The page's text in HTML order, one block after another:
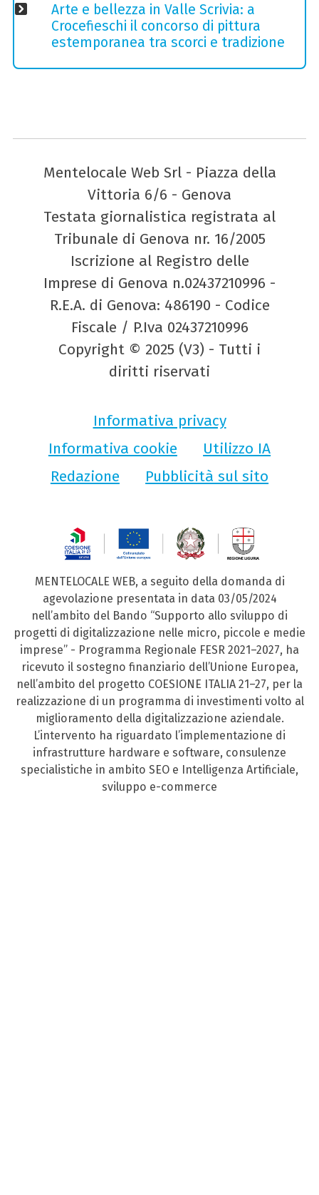
Arte e bellezza in Valle Scrivia: a
Crocefieschi il concorso di pittura
estemporanea tra scorci e tradizione
Mentelocale Web Srl - Piazza della
Vittoria 6/6 - Genova
Testata giornalistica registrata al
Tribunale di Genova nr. 16/2005
Iscrizione al Registro delle
Imprese di Genova n.02437210996 -
R.E.A. di Genova: 486190 - Codice
Fiscale / P.Iva 02437210996
Copyright © 2025 (V3) - Tutti i
diritti riservati
Informativa privacy
Informativa cookie
Utilizzo IA
Redazione
Pubblicità sul sito
MENTELOCALE WEB, a seguito della domanda di
agevolazione presentata in data 03/05/2024
nell’ambito del Bando “Supporto allo sviluppo di
progetti di digitalizzazione nelle micro, piccole e medie
imprese” - Programma Regionale FESR 2021–2027, ha
ricevuto il sostegno finanziario dell’Unione Europea,
nell’ambito del progetto COESIONE ITALIA 21–27, per la
realizzazione di un programma di investimenti volto al
miglioramento della digitalizzazione aziendale.
L’intervento ha riguardato l’implementazione di
infrastrutture hardware e software, consulenze
specialistiche in ambito SEO e Intelligenza Artificiale,
sviluppo e-commerce